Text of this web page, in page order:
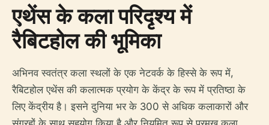
एथेंस के कला परिदृश्य में
रैबिटहोल की भूमिका
अभिनव स्वतंत्र कला स्थलों के एक नेटवर्क के हिस्से के रूप में,
रैबिटहोल एथेंस की कलात्मक प्रयोग के केंद्र के रूप में प्रतिष्ठा के
लिए केंद्रीय है। इसने दुनिया भर के 300 से अधिक कलाकारों और